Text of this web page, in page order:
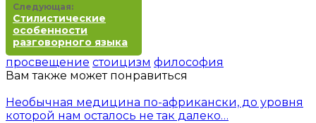
Следующая:
Стилистические
особенности
разговорного языка
просвещение стоицизм философия
Вам также может понравиться
Необычная медицина по-африкански, до уровня
которой нам осталось не так далеко…